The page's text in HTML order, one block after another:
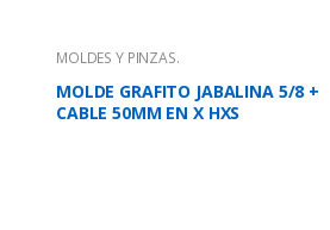
MOLDES Y PINZAS.
MOLDE GRAFITO JABALINA 5/8 +
CABLE 50MM EN X HXS